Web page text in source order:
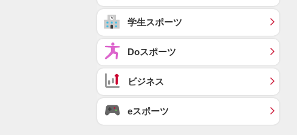
学生スポーツ
Doスポーツ
ビジネス
eスポーツ